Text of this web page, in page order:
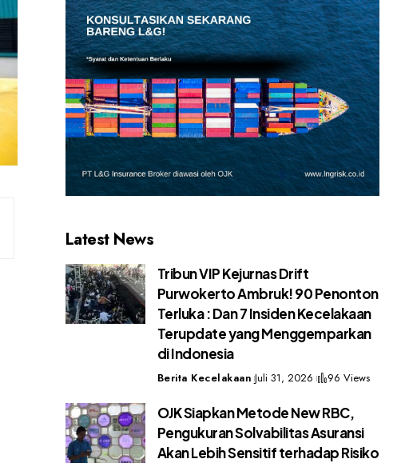
Latest News
Tribun VIP Kejurnas Drift
Purwokerto Ambruk! 90 Penonton
Terluka : Dan 7 Insiden Kecelakaan
Terupdate yang Menggemparkan
di Indonesia
Berita Kecelakaan Juli 31, 2026 96 Views
OJK Siapkan Metode New RBC,
Pengukuran Solvabilitas Asuransi
Akan Lebih Sensitif terhadap Risiko